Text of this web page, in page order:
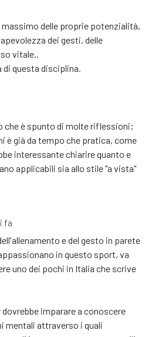
massimo delle proprie potenzialità,
dei gesti, delle
vitale..
di questa disciplina.
che è spunto di molte riflessioni;
è già da tempo che pratica, come
interessante chiarire quanto e
applicabili sia allo stile "a vista"
fa
e del gesto in parete
in questo sport, va
uno dei pochi in Italia che scrive
imparare a conoscere
mentali attraverso i quali